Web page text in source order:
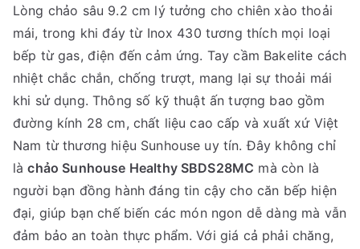
Lòng chảo sâu 9.2 cm lý tưởng cho chiên xào thoải
mái, trong khi đáy từ Inox 430 tương thích mọi loại
bếp từ gas, điện đến cảm ứng. Tay cầm Bakelite cách
nhiệt chắc chắn, chống trượt, mang lại sự thoải mái
khi sử dụng. Thông số kỹ thuật ấn tượng bao gồm
đường kính 28 cm, chất liệu cao cấp và xuất xứ Việt
Nam từ thương hiệu Sunhouse uy tín. Đây không chỉ
làchảo Sunhouse Healthy SBDS28MC mà còn là
người bạn đồng hành đáng tin cậy cho căn bếp hiện
đại, giúp bạn chế biến các món ngon dễ dàng mà vẫn
đảm bảo an toàn thực phẩm. Với giá cả phải chăng,